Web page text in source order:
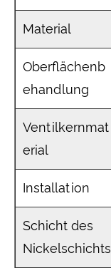
Material
Oberflächenb
ehandlung
Ventilkernmat
erial
Installation
Schicht des
Nickelschichts